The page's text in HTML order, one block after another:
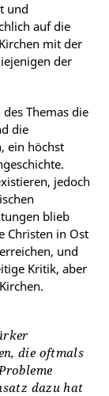
und
auf die
mit der
der
Themas die
die
ein höchst
jedoch
blieb
Christen in Ost
und
Kritik, aber
die oftmals
dazu hat